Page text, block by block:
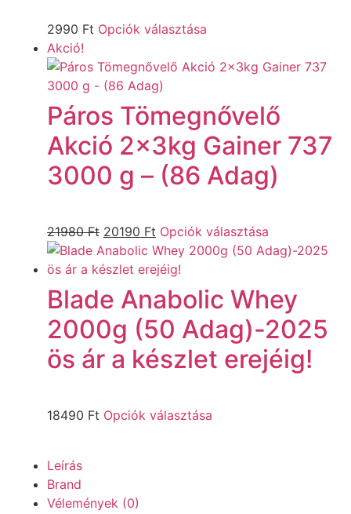
2990 Ft Opciók választása
Akció!
Páros Tömegnővelő
Akció 2x3kg Gainer 737
3000 g – (86 Adag)
21980Ft 20190 Ft Opciók választása
Blade Anabolic Whey
2000g (50 Adag)-2025
ös ár a készlet erejéig!
18490 Ft Opciók választása
Leírás
Brand
Vélemények (0)